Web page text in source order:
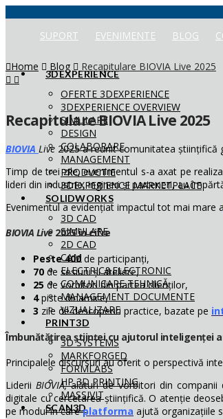
SUPORT EVENIMENTE BLOG
3DEXPERIENCE
OFERTE 3DEXPERIENCE
3DEXPERIENCE OVERVIEW
SIMULARE
DESIGN
COLABORARE
MANAGEMENT
PRODUCTIE
3DEXPERIENCE MARKETPLACE
SOLIDWORKS
3D CAD
SIMULARE
2D CAD
CAM
ELECTRIC&ELECTRONIC
COMUNICARE TEHNICĂ
MANAGEMENT DOCUMENTE
VIZUALIZARE
PRINT3D
3D SYSTEMS
MARKFORGED
FORMLABS
HP 3D PRINTING
MASSIVIT
SCAN3D
Home Blog Recapitulare BIOVIA Live 2025
Recapitulare BIOVIA Live 2025
BIOVIA Live 2025 a reunit comunitatea științifică
Timp de trei zile, evenimentul s-a axat pe
lideri din industrie, ingineri și parteneri, au
Evenimentul a evidențiat impactul tot mai mare
BIOVIA Live2025 în cifre
Peste 400de participanți,
70 de sesiuni și ateliere,
25 de vorbitori din partea clienților,
4piste dinamice,
3 zile de descoperiri practice, bazate pe
Îmbunătățirea științei cu ajutorul inteligenței
Principalele discursuri au oferit o perspectivă
LideriiBIOVIA,alături de vorbitori din
digitale cu cercetarea științifică. O atenție
pe modul în careplatforma ajută organizațiile